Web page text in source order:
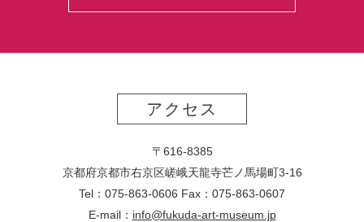
アクセス
〒616-8385
京都府京都市右京区嵯峨天龍寺芒ノ馬場町3-16
Tel：075-863-0606 Fax：075-863-0607
E-mail： info@fukuda-art-museum.jp